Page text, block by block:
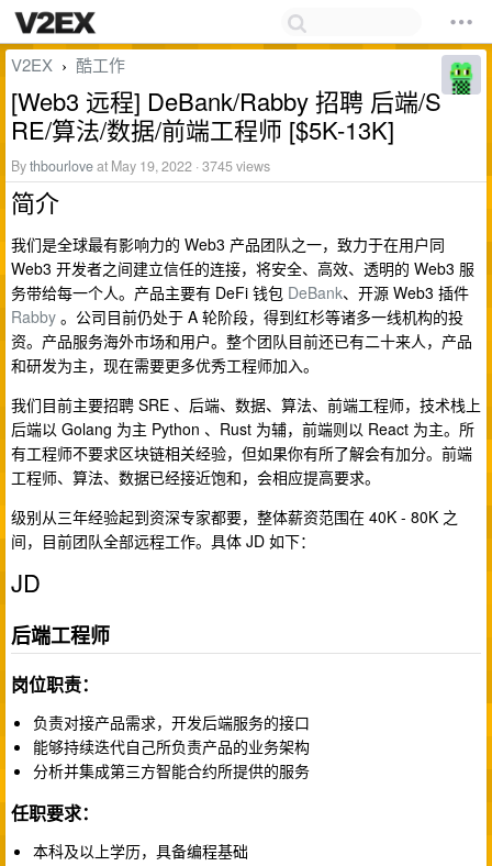
V2EX › 酷工作
[Web3 远程] DeBank/Rabby 招聘 后端/S
RE/算法/数据/前端工程师 [$5K-13K]
Bythbourloveat May 19, 2022 · 3745 views
简介
我们是全球最有影响力的 Web3 产品团队之一，致力于在用户同
Web3 开发者之间建立信任的连接，将安全、高效、透明的 Web3 服
务带给每一个人。产品主要有 DeFi 钱包 DeBank、开源 Web3 插件
Rabby 。公司目前仍处于 A 轮阶段，得到红杉等诸多一线机构的投
资。产品服务海外市场和用户。整个团队目前还已有二十来人，产品
和研发为主，现在需要更多优秀工程师加入。
我们目前主要招聘 SRE 、后端、数据、算法、前端工程师，技术栈上
后端以 Golang 为主 Python 、Rust 为辅，前端则以 React 为主。所
有工程师不要求区块链相关经验，但如果你有所了解会有加分。前端
工程师、算法、数据已经接近饱和，会相应提高要求。
级别从三年经验起到资深专家都要，整体薪资范围在 40K - 80K 之
间，目前团队全部远程工作。具体 JD 如下：
JD
后端工程师
岗位职责：
负责对接产品需求，开发后端服务的接口
能够持续迭代自己所负责产品的业务架构
分析并集成第三方智能合约所提供的服务
任职要求：
本科及以上学历，具备编程基础